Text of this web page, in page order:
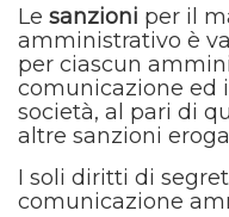
Le sanzioni per il
amministrativo è
per ciascun
comunicazione ed
società, al pari di
altre sanzioni
I soli diritti di
comunicazione